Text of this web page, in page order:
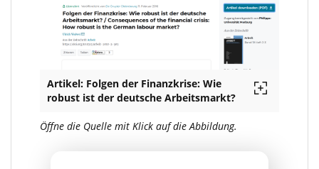
Artikel: Folgen der Finanzkrise: Wie
robust ist der deutsche Arbeitsmarkt?
Öffne die Quelle mit Klick auf die Abbildung.